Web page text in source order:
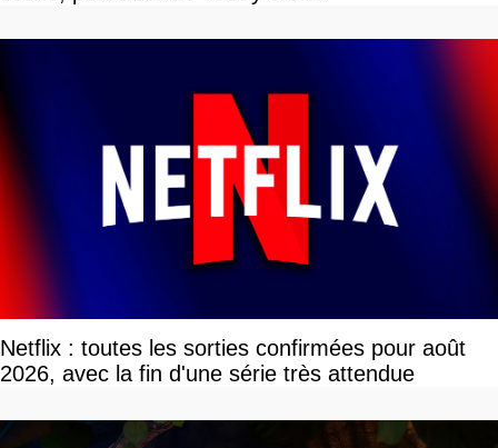
Netflix : toutes les sorties confirmées pour août
2026, avec la fin d'une série très attendue